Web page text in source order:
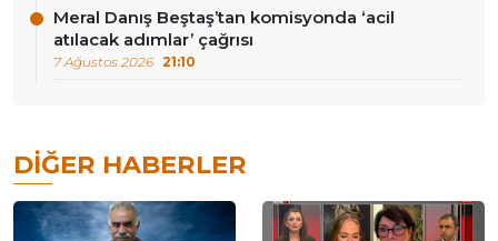
Meral Danış Beştaş’tan komisyonda ‘acil
atılacak adımlar’ çağrısı
7 Ağustos 2026 21:10
DIĞER HABERLER